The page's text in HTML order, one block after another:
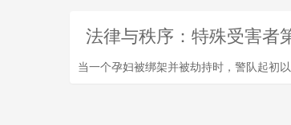
法律与秩序：特殊受害者
当一个孕妇被绑架并被劫持时，警队起初